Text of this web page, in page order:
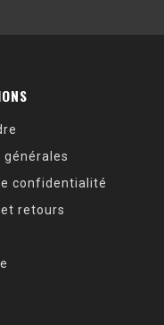
générales
confidentialité
et retours